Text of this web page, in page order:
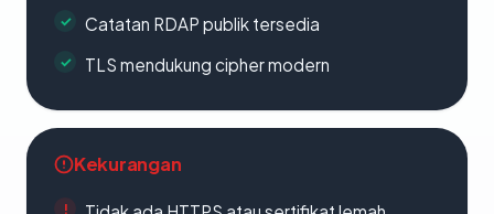
Catatan RDAP publik tersedia
TLS mendukung cipher modern
Kekurangan